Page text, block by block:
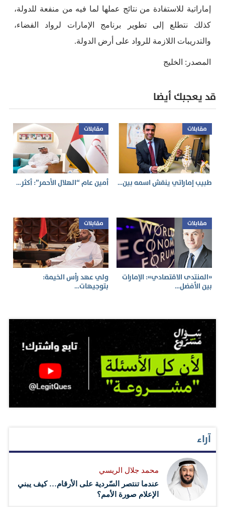
إماراتية للاستفادة من نتائج عملها لما فيه من منفعة للدولة،
كذلك نتطلع إلى تطوير برنامج الإمارات لرواد الفضاء،
والتدريبات اللازمة للرواد على أرض الدولة.
المصدر: الخليج
قد يعجبك أيضا
مقابلات
طبيب إماراتي ينقش اسمه بين…
مقابلات
أمين عام “الهلال الأحمر”: أكثر…
مقابلات
«المنتدى الاقتصادي»: الإمارات
بين الأفضل…
مقابلات
ولي عهد رأس الخيمة:
بتوجيهات…
آراء
محمد جلال الريسي
عندما تنتصر السّردية على الأرقام… كيف يبني
الإعلام صورة الأمم؟